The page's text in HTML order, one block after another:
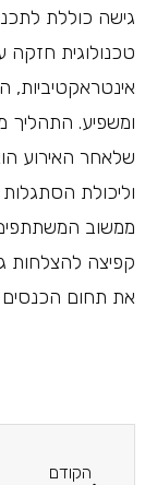
גישה כוללת
טכנולוגית חזקה
אינטראקטיביות,
ומשפיע. התהליך
שלאחר האירוע
וליכולת
ממשוב
קפיצה להצלחות
את תחום הכנסים
הקודם